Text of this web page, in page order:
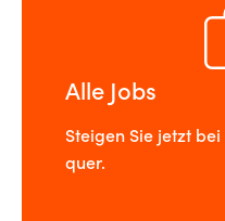
Alle Jobs
Steigen Sie jetzt
quer.